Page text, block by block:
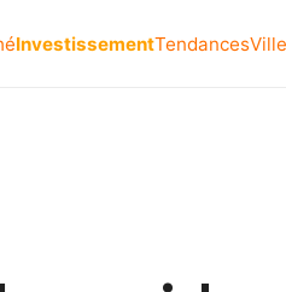
InvestissementTendances